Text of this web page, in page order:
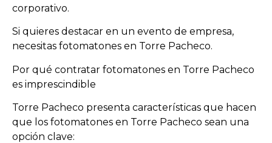
corporativo.
Si quieres destacar en un evento de empresa,
necesitas fotomatones en Torre Pacheco.
Por qué contratar fotomatones en Torre Pacheco
es imprescindible
Torre Pacheco presenta características que hacen
que los fotomatones en Torre Pacheco sean una
opción clave: